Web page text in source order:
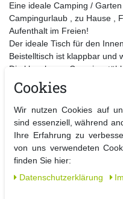
Eine ideale Camping /
Campingurlaub , zu Hause ,
Aufenthalt im Freien!
Der ideale Tisch für den
Beistelltisch ist klappbar und
Die klappbaren
zeitgemäßes Design mit
- Campingtisch mit Tragegriff
- Tisch zusammenklappbar
- leicht zu transportieren
- schneller und einfacher
-Maße: Montiert ( B x T x H
Cookies
Wir nutzen Cookies auf
sind essenziell, während
Ihre Erfahrung zu
von uns verwendeten
finden Sie hier:
Daten­schutz­erklärung